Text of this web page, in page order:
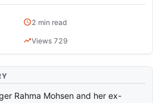
2 min read
Views 729
Rahma Mohsen and her ex-